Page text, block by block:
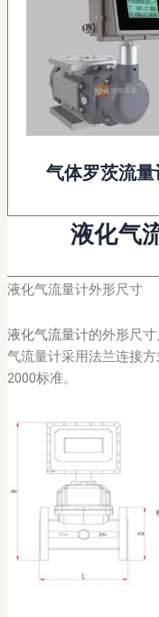
气体罗茨流量
液化气
液化气流量计外形尺寸
液化气流量计的外形尺
气流量计采用法兰连接
2000标准。